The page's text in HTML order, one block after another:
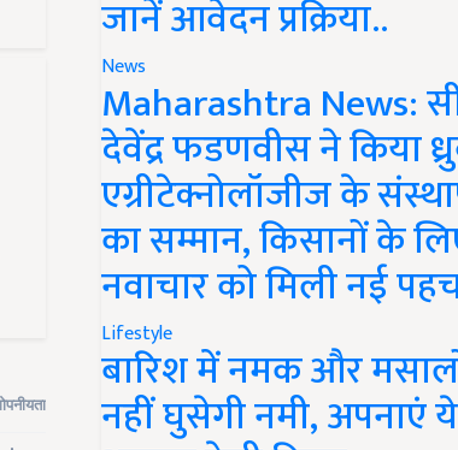
जानें आवेदन प्रक्रिया..
News
Maharashtra News:
देवेंद्र फडणवीस ने किया
एग्रीटेक्नोलॉजीज के
का सम्मान, किसानों के
नवाचार को मिली नई
Lifestyle
बारिश में नमक और
नहीं घुसेगी नमी, अपनाएं